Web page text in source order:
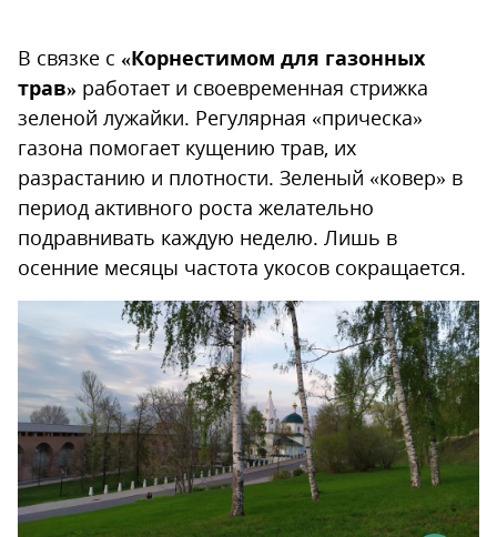
В связке с «Корнестимом для газонных
трав» работает и своевременная стрижка
зеленой лужайки. Регулярная «прическа»
газона помогает кущению трав, их
разрастанию и плотности. Зеленый «ковер» в
период активного роста желательно
подравнивать каждую неделю. Лишь в
осенние месяцы частота укосов сокращается.